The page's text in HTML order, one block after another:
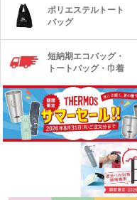
ポリエステルトート
バッグ
短納期エコバッグ・
トートバッグ・巾着